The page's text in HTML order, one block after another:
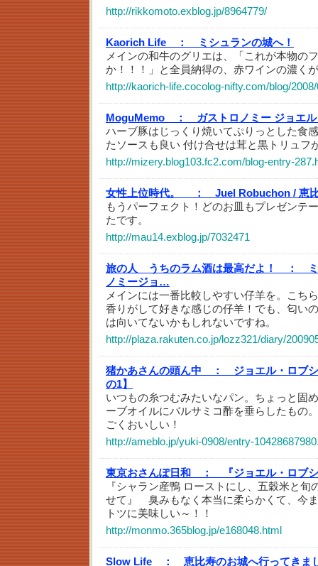
http://rikkomoto.exblog.jp/8964779/
Kaorich Life ：
ミシュランの城へ！
メインの和牛のグリエは、「これが本物の
か！！！」と全員納得の、赤ワインの濃く
http://kaorich-life.cocolog-nifty.com/blog/
MoguMemo ：
ガストロノミー ジョエ
ハーブ豚はじっくり焼いてぷりっとした食
たソースも良い 付け合せは茸と黒トリュフ
http://mizery.blog103.fc2.com/blog-entry-
女性上位時代。 ：
Juel Robuchon / 恵
もうパーフェクト！どのお皿もプレゼンテ
たです。
http://mau14.exblog.jp/7032471
旅の人 うちのラム酒は最高だよ！ ：
ノミージョ…
メインには一番比較しやすい仔羊を。こち
香りがして好きな感じの仔羊！でも、匂い
は向いてないかもしれないですね。
http://plaza.rakuten.co.jp/lozz321/diary/
猪かあさんの頭ん中 ：
ジョエル・ロブ
の1】
いつもの糸つむみたいなパン。ちょっと固
ーブオイルにバルサミコ酢を垂らしたもの
ごくおいしい！
http://ameblo.jp/yuki-0908/entry-
東京おさんぽ日和 ：
『ジョエル・ロブ
『シャラン産鴨 ローストにし、五穀米と旬
せて』 臭みもなく本当に柔らかくて、今
トツに美味しい～！！
http://monmo.365blog.jp/e168048.html
Slow Life ：
恵比寿のお城へ行ってきま